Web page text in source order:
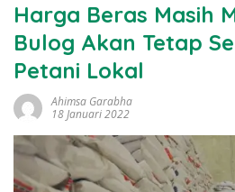
Harga Beras Masih
Bulog Akan Tetap
Petani Lokal
Ahimsa Garabha
18 Januari 2022